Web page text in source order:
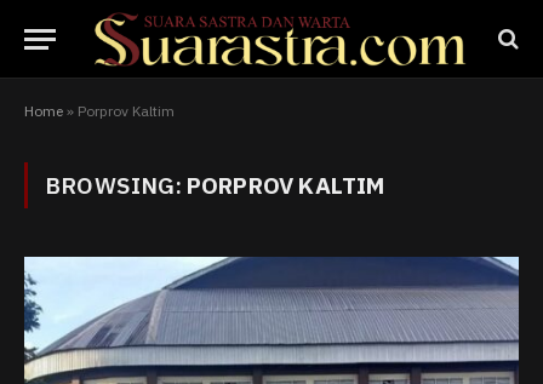
Home » Porprov Kaltim
BROWSING: PORPROV KALTIM